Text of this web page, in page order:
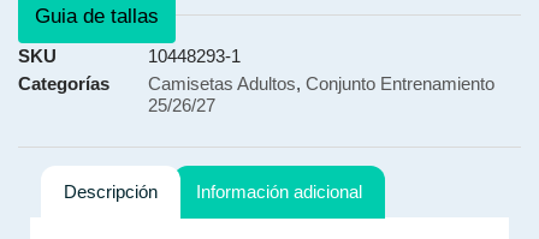
Guia de tallas
SKU
10448293-1
Categorías
Camisetas Adultos, Conjunto Entrenamiento
25/26/27
Descripción Información adicional